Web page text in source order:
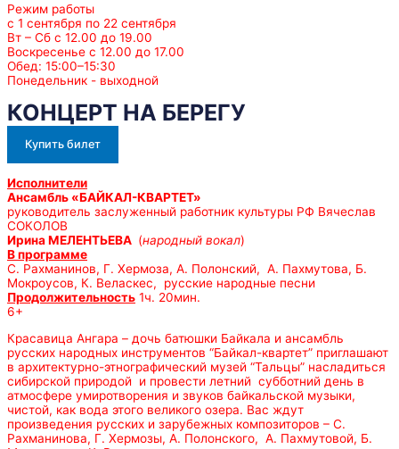
Режим работы
с 1 сентября по 22 сентября
Вт – Сб с 12.00 до 19.00
Воскресенье с 12.00 до 17.00
Обед: 15:00–15:30
Понедельник - выходной
КОНЦЕРТ НА БЕРЕГУ
Купить билет
Исполнители
Ансамбль «БАЙКАЛ-КВАРТЕТ»
руководитель заслуженный работник культуры РФ Вячеслав
СОКОЛОВ
Ирина МЕЛЕНТЬЕВА (народный вокал)
В программе
С. Рахманинов, Г. Хермоза, А. Полонский, А. Пахмутова, Б.
Мокроусов, К. Веласкес, русские народные песни
Продолжительность 1ч. 20мин.
6+
Красавица Ангара – дочь батюшки Байкала и ансамбль
русских народных инструментов “Байкал-квартет” приглашают
в архитектурно-этнографический музей “Тальцы” насладиться
сибирской природой и провести летний субботний день в
атмосфере умиротворения и звуков байкальской музыки,
чистой, как вода этого великого озера. Вас ждут
произведения русских и зарубежных композиторов – С.
Рахманинова, Г. Хермозы, А. Полонского, А. Пахмутовой, Б.